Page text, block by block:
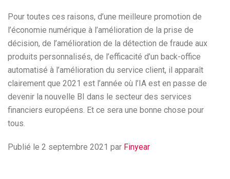
Pour toutes ces raisons, d’une meilleure promotion de
l’économie numérique à l’amélioration de la prise de
décision, de l’amélioration de la détection de fraude aux
produits personnalisés, de l’efficacité d’un back-office
automatisé à l’amélioration du service client, il apparaît
clairement que 2021 est l’année où l’IA est en passe de
devenir la nouvelle BI dans le secteur des services
financiers européens. Et ce sera une bonne chose pour
tous.
Publié le 2 septembre 2021 par Finyear